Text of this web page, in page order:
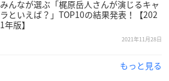
みんなが選ぶ「梶原岳人さんが演じるキャ
ラといえば？」TOP10の結果発表！【202
1年版】
2021年11月28日
もっと見る